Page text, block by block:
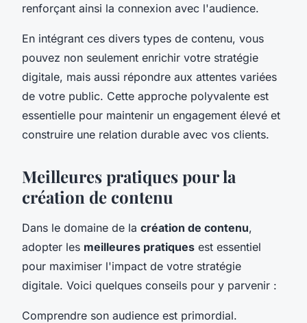
renforçant ainsi la connexion avec l'audience.
En intégrant ces divers types de contenu, vous
pouvez non seulement enrichir votre stratégie
digitale, mais aussi répondre aux attentes variées
de votre public. Cette approche polyvalente est
essentielle pour maintenir un engagement élevé et
construire une relation durable avec vos clients.
Meilleures pratiques pour la
création de contenu
Dans le domaine de la création de contenu,
adopter les meilleures pratiques est essentiel
pour maximiser l'impact de votre stratégie
digitale. Voici quelques conseils pour y parvenir :
Comprendre son audience est primordial.